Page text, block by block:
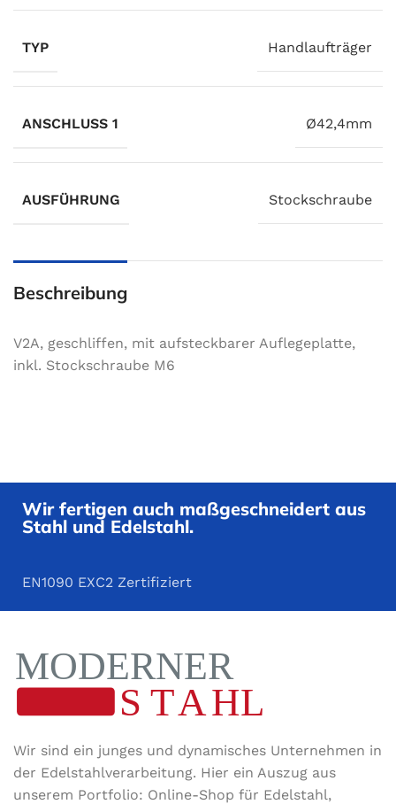
TYP Handlaufträger
ANSCHLUSS 1 Ø42,4mm
AUSFÜHRUNG Stockschraube
Beschreibung
V2A, geschliffen, mit aufsteckbarer Auflegeplatte,
inkl. Stockschraube M6
Wir fertigen auch maßgeschneidert aus
Stahl und Edelstahl.
EN1090 EXC2 Zertifiziert
Wir sind ein junges und dynamisches Unternehmen in
der Edel­stahl­ver­arbeitung. Hier ein Auszug aus
unserem Portfolio: Online-Shop für Edelstahl,